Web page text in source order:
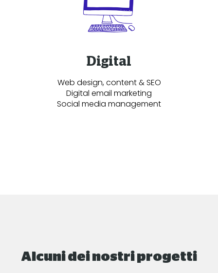
Digital
Web design, content & SEO
Digital email marketing
Social media management
Alcuni dei nostri progetti